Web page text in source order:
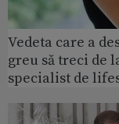
Vedeta care a
greu să treci de
specialist de